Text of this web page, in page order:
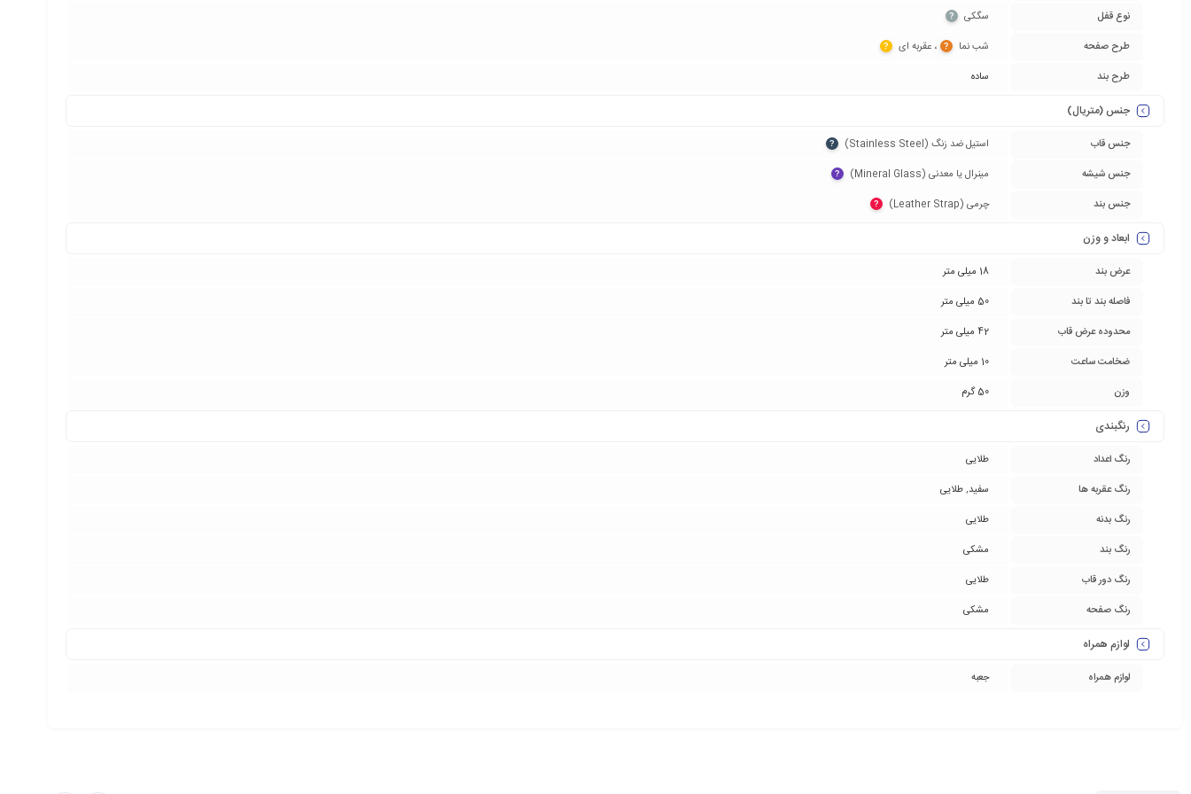
نوع قفل سگکی‏ ?
طرح صفحه شب نما‏ ? ‏، عقربه ای‏ ?
طرح بند ساده
جنس (متریال)
جنس قاب استیل ضد زنگ (Stainless Steel)‏ ?
جنس شیشه مینرال یا معدنی (Mineral Glass)‏ ?
جنس بند چرمی (Leather Strap)‏ ?
ابعاد و وزن
عرض بند
18 میلی متر
فاصله بند تا بند
50 میلی متر
محدوده عرض قاب
42 میلی متر
ضخامت ساعت
10 میلی متر
وزن
50 گرم
رنگبندی
رنگ اعداد
طلایی
رنگ عقربه ها
سفید,طلایی
رنگ بدنه
طلایی
رنگ بند
مشکی
رنگ دور قاب
طلایی
رنگ صفحه
مشکی
لوازم همراه
لوازم همراه جعبه